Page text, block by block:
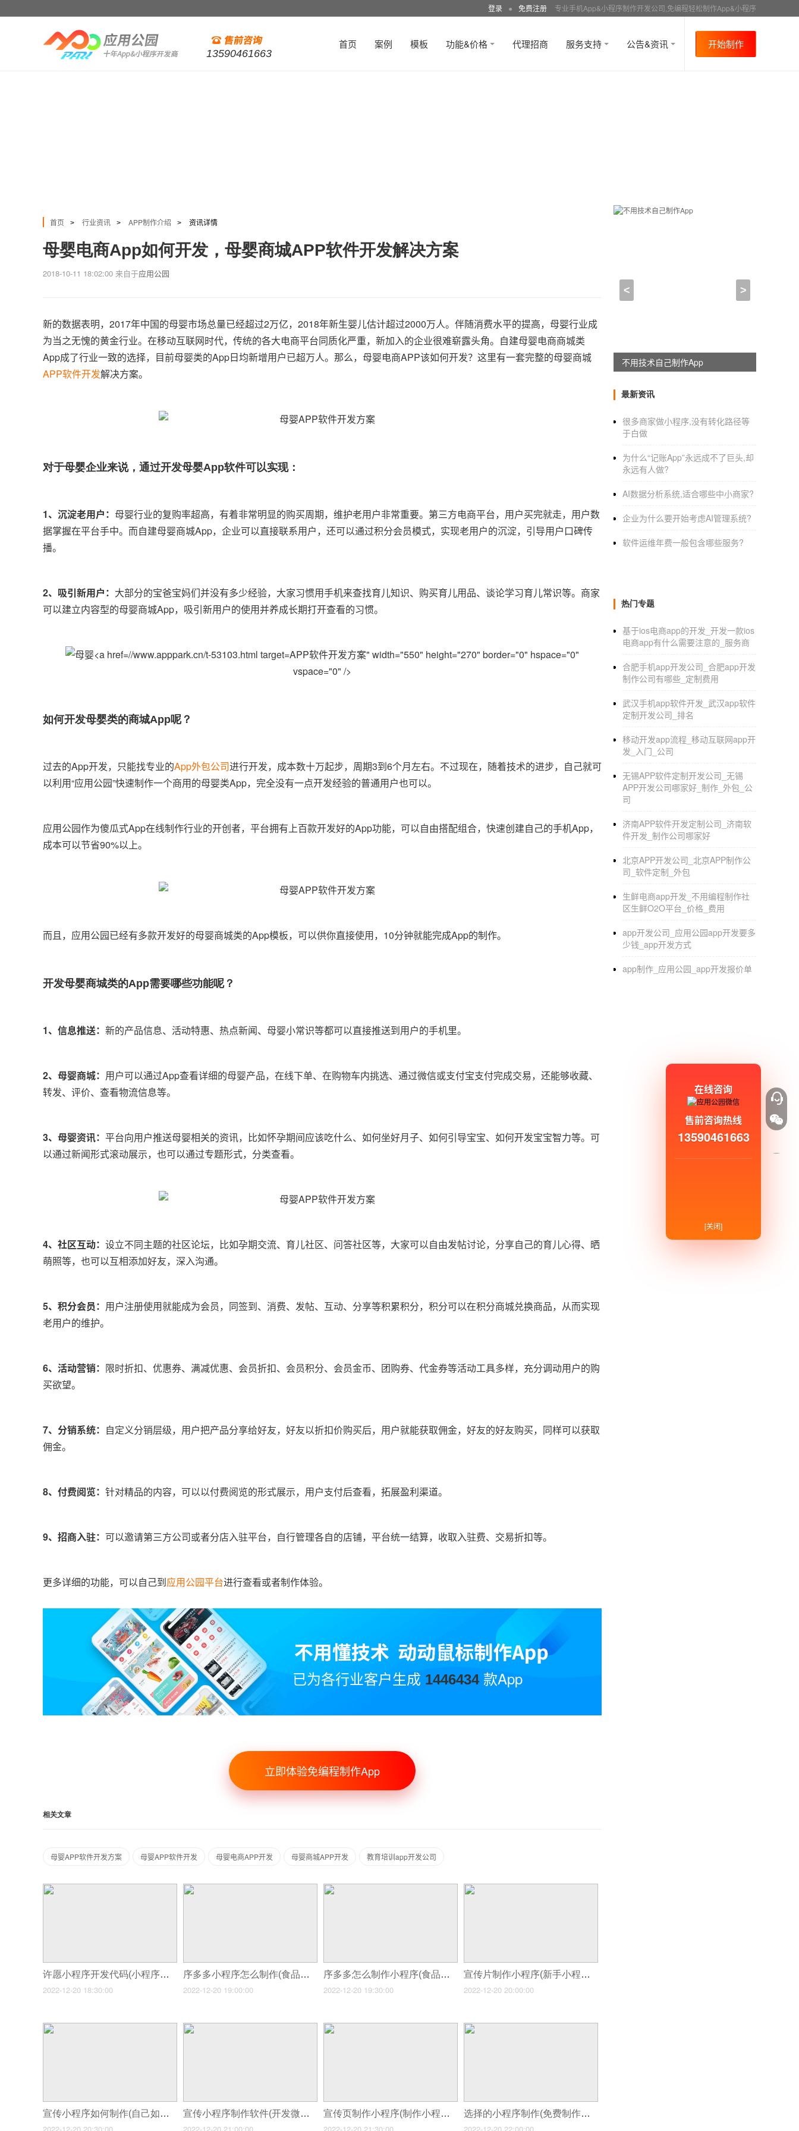
登录 ● 免费注册 专业手机App&小程序制作开发公司,免编程轻松制作App&小程序
13590461663
首页 案例 模板 功能&价格 代理招商 服务支持 公告&资讯 开始制作
首页 > 行业资讯 > APP制作介绍 > 资讯详情
母婴电商App如何开发，母婴商城APP软件开发解决方案
2018-10-11 18:02:00 来自于应用公园
新的数据表明，2017年中国的母婴市场总量已经超过2万亿，2018年新生婴儿估计超过2000万人。伴随消费水平的提高，母婴行业成
为当之无愧的黄金行业。在移动互联网时代，传统的各大电商平台同质化严重，新加入的企业很难崭露头角。自建母婴电商商城类
App成了行业一致的选择，目前母婴类的App日均新增用户已超万人。那么，母婴电商APP该如何开发？这里有一套完整的母婴商城
APP软件开发解决方案。
对于母婴企业来说，通过开发母婴App软件可以实现：
1、沉淀老用户： 母婴行业的复购率超高，有着非常明显的购买周期，维护老用户非常重要。第三方电商平台，用户买完就走，用户数
据掌握在平台手中。而自建母婴商城App，企业可以直接联系用户，还可以通过积分会员模式，实现老用户的沉淀，引导用户口碑传
播。
2、吸引新用户： 大部分的宝爸宝妈们并没有多少经验，大家习惯用手机来查找育儿知识、购买育儿用品、谈论学习育儿常识等。商家
可以建立内容型的母婴商城App，吸引新用户的使用并养成长期打开查看的习惯。
APP软件开发方案" width="550" height="270" border="0" hspace="0"
vspace="0" />
如何开发母婴类的商城App呢？
过去的App开发，只能找专业的App外包公司进行开发，成本数十万起步，周期3到6个月左右。不过现在，随着技术的进步，自己就可
以利用“应用公园”快速制作一个商用的母婴类App，完全没有一点开发经验的普通用户也可以。
应用公园作为傻瓜式App在线制作行业的开创者，平台拥有上百款开发好的App功能，可以自由搭配组合，快速创建自己的手机App，
成本可以节省90%以上。
而且，应用公园已经有多款开发好的母婴商城类的App模板，可以供你直接使用，10分钟就能完成App的制作。
开发母婴商城类的App需要哪些功能呢？
1、信息推送： 新的产品信息、活动特惠、热点新闻、母婴小常识等都可以直接推送到用户的手机里。
2、母婴商城： 用户可以通过App查看详细的母婴产品，在线下单、在购物车内挑选、通过微信或支付宝支付完成交易，还能够收藏、
转发、评价、查看物流信息等。
3、母婴资讯： 平台向用户推送母婴相关的资讯，比如怀孕期间应该吃什么、如何坐好月子、如何引导宝宝、如何开发宝宝智力等。可
以通过新闻形式滚动展示，也可以通过专题形式，分类查看。
4、社区互动： 设立不同主题的社区论坛，比如孕期交流、育儿社区、问答社区等，大家可以自由发帖讨论，分享自己的育儿心得、晒
萌照等，也可以互相添加好友，深入沟通。
5、积分会员： 用户注册使用就能成为会员，同签到、消费、发帖、互动、分享等积累积分，积分可以在积分商城兑换商品，从而实现
老用户的维护。
6、活动营销： 限时折扣、优惠券、满减优惠、会员折扣、会员积分、会员金币、团购券、代金券等活动工具多样，充分调动用户的购
买欲望。
7、分销系统： 自定义分销层级，用户把产品分享给好友，好友以折扣价购买后，用户就能获取佣金，好友的好友购买，同样可以获取
佣金。
8、付费阅览： 针对精品的内容，可以以付费阅览的形式展示，用户支付后查看，拓展盈利渠道。
9、招商入驻： 可以邀请第三方公司或者分店入驻平台，自行管理各自的店铺，平台统一结算，收取入驻费、交易折扣等。
更多详细的功能，可以自己到应用公园平台进行查看或者制作体验。
已为各行业客户生成 1446434款App
立即体验免编程制作App
相关文章
母婴APP软件开发方案 母婴APP软件开发 母婴电商APP开发 母婴商城APP开发 教育培训app开发公司
许愿小程序开发代码(小程序开发公司排名应该找哪个平台做小程序)
2022-12-20 18:30:00
序多多小程序怎么制作(食品行业怎么制作拼团小程序)
2022-12-20 19:00:00
序多多怎么制作小程序(食品行业怎么制作拼团小程序)
2022-12-20 19:30:00
宣传片制作小程序(新手小程序制作教程快速做一个食品小程序)
2022-12-20 20:00:00
宣传小程序如何制作(自己如何制作小程序制作小程序关键有哪些) 宣传小程序制作软件(开发微信小程序的好处) 宣传页制作小程序(制作小程序难极限工坊教你180秒快速生成属于自己的微信小程序) 选择的小程序制作(免费制作小程序的流程)
< >
不用技术自己制作App
最新资讯
很多商家做小程序,没有转化路径等
于白做
为什么“记账App”永远成不了巨头,却
永远有人做?
AI数据分析系统,适合哪些中小商家?
企业为什么要开始考虑AI管理系统?
软件运维年费一般包含哪些服务?
热门专题
基于ios电商app的开发_开发一款ios
电商app有什么需要注意的_服务商
合肥手机app开发公司_合肥app开发
制作公司有哪些_定制费用
武汉手机app软件开发_武汉app软件
定制开发公司_排名
移动开发app流程_移动互联网app开
发_入门_公司
无锡APP软件定制开发公司_无锡
APP开发公司哪家好_制作_外包_公
司
济南APP软件开发定制公司_济南软
件开发_制作公司哪家好
北京APP开发公司_北京APP制作公
司_软件定制_外包
生鲜电商app开发_不用编程制作社
区生鲜O2O平台_价格_费用
app开发公司_应用公园app开发要多
少钱_app开发方式
app制作_应用公园_app开发报价单
在线咨询
售前咨询热线
13590461663
[关闭]